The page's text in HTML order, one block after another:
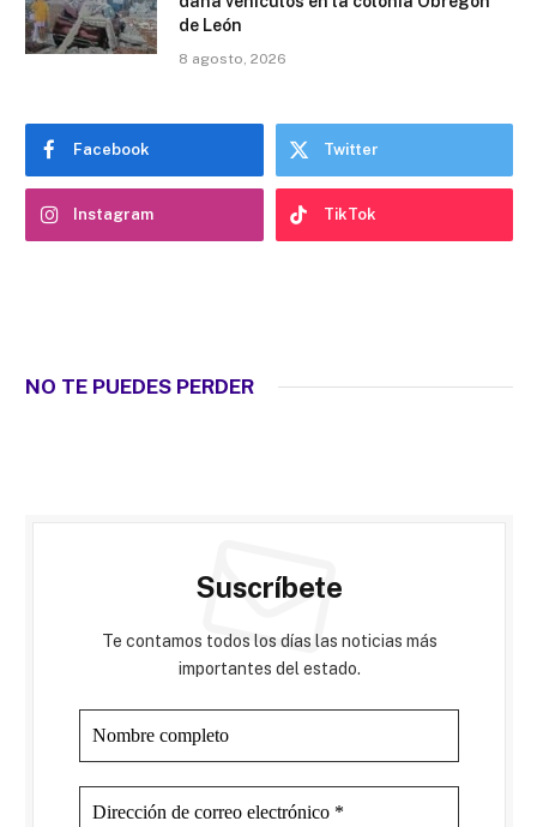
de León
8 agosto, 2026
Facebook Twitter
Instagram TikTok
NO TE PUEDES PERDER
Suscríbete
Te contamos todos los días las noticias más
importantes del estado.